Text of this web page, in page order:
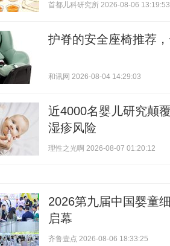
首都儿科研究所 2026-08-06 13:19:53
护脊的安全座椅推荐
和讯网 2026-08-04 14:29:03
近4000名婴儿研究颠
湿疹风险
理性之光啊 2026-08-07 01:20:12
2026第九届中国婴童
启幕
齐鲁壹点 2026-08-06 18:33:25